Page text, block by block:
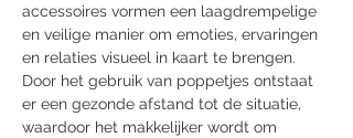
accessoires vormen een laagdrempelige
en veilige manier om emoties, ervaringen
en relaties visueel in kaart te brengen.
Door het gebruik van poppetjes ontstaat
er een gezonde afstand tot de situatie,
waardoor het makkelijker wordt om